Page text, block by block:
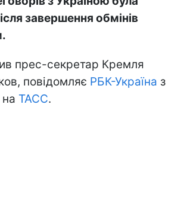
завершення обмінів
прес-секретар Кремля
повідомляє РБК-Україна з
ТАСС.